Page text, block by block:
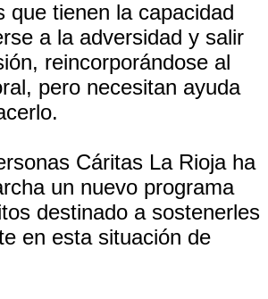
que tienen la capacidad
a la adversidad y salir
reincorporándose al
pero necesitan ayuda
Cáritas La Rioja ha
un nuevo programa
destinado a sostenerles
en esta situación de